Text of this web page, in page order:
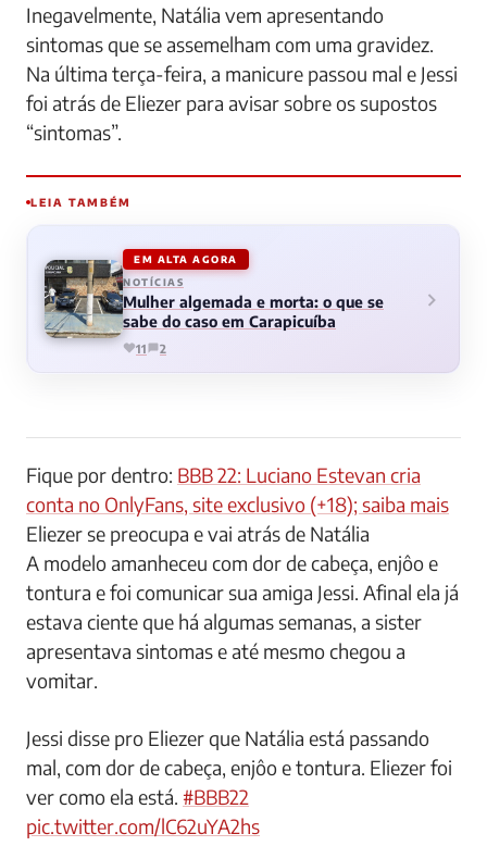
Inegavelmente, Natália vem apresentando
sintomas que se assemelham com uma gravidez.
Na última terça-feira, a manicure passou mal e Jessi
foi atrás de Eliezer para avisar sobre os supostos
“sintomas”.
LEIA TAMBÉM
EM ALTA AGORA
NOTÍCIAS
Mulher algemada e morta: o que se
sabe do caso em Carapicuíba
11 2
Fique por dentro: BBB 22: Luciano Estevan cria
conta no OnlyFans, site exclusivo (+18); saiba mais
Eliezer se preocupa e vai atrás de Natália
A modelo amanheceu com dor de cabeça, enjôo e
tontura e foi comunicar sua amiga Jessi. Afinal ela já
estava ciente que há algumas semanas, a sister
apresentava sintomas e até mesmo chegou a
vomitar.
Jessi disse pro Eliezer que Natália está passando
mal, com dor de cabeça, enjôo e tontura. Eliezer foi
ver como ela está. #BBB22
pic.twitter.com/lC62uYA2hs